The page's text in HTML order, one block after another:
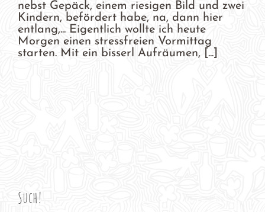
nebst Gepäck, einem riesigen Bild und zwei
Kindern, befördert habe, na, dann hier
entlang,... Eigentlich wollte ich heute
Morgen einen stressfreien Vormittag
starten. Mit ein bisserl Aufräumen, [...]
Such!